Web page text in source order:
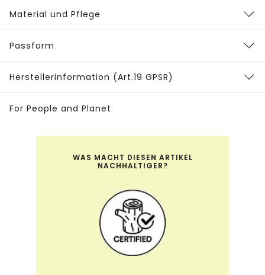
Material und Pflege
Passform
Herstellerinformation (Art.19 GPSR)
For People and Planet
WAS MACHT DIESEN ARTIKEL
NACHHALTIGER?